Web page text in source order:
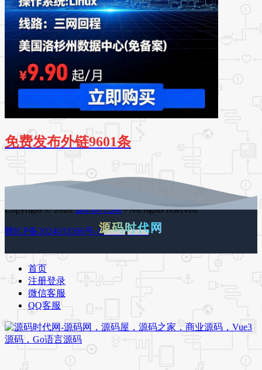
免费发布外链9601条
Copyright © 2026源码时代网- All rights reserved
赣ICP备2024033506号-1百度地图 谷歌地图
源码时代网
首页
注册登录
微信客服
QQ客服